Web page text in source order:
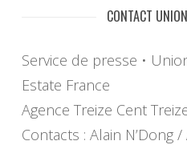
CONTACT
Service de presse •
Estate France
Agence Treize Cent
Contacts : Alain N’Dong